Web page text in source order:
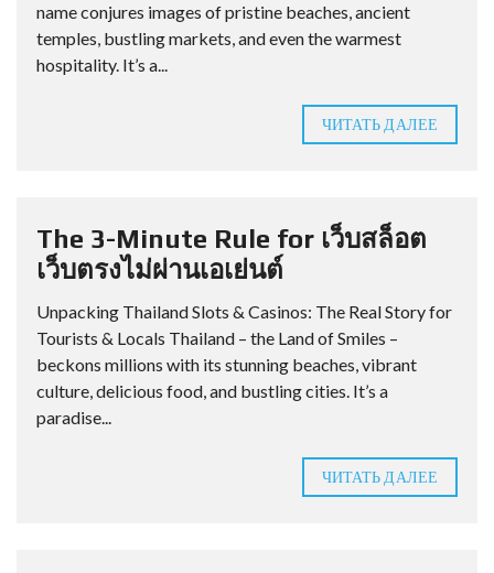
name conjures images of pristine beaches, ancient
temples, bustling markets, and even the warmest
hospitality. It’s a...
ЧИТАТЬ ДАЛЕЕ
The 3-Minute Rule for เว็บสล็อต
เว็บตรงไม่ผ่านเอเย่นต์
Unpacking Thailand Slots & Casinos: The Real Story for
Tourists & Locals Thailand – the Land of Smiles –
beckons millions with its stunning beaches, vibrant
culture, delicious food, and bustling cities. It’s a
paradise...
ЧИТАТЬ ДАЛЕЕ